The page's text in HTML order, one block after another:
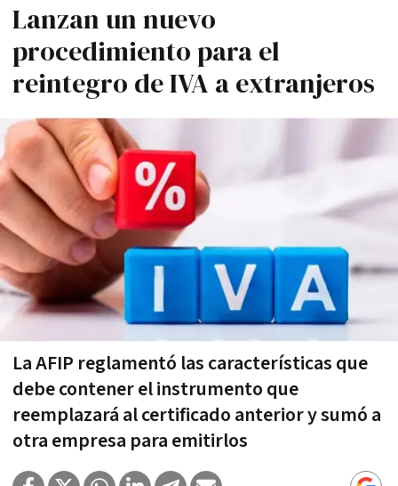
Lanzan un nuevo
procedimiento para el
reintegro de IVA a extranjeros
La AFIP reglamentó las características que
debe contener el instrumento que
reemplazará al certificado anterior y sumó a
otra empresa para emitirlos